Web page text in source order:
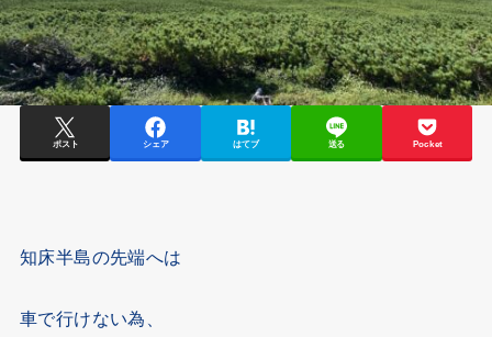
ポスト シェア はてブ 送る Pocket
知床半島の先端へは
車で行けない為、